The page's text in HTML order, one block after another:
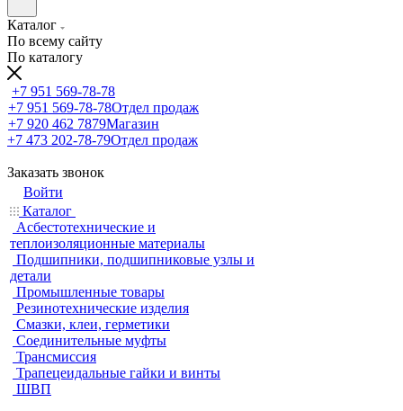
Каталог
По всему сайту
По каталогу
+7 951 569-78-78
+7 951 569-78-78Отдел продаж
+7 920 462 7879Магазин
+7 473 202-78-79Отдел продаж
Заказать звонок
Войти
Каталог
Асбестотехнические и
теплоизоляционные материалы
Подшипники, подшипниковые узлы и
детали
Промышленные товары
Резинотехнические изделия
Смазки, клеи, герметики
Соединительные муфты
Трансмиссия
Трапецеидальные гайки и винты
ШВП